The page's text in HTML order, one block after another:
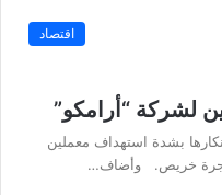
اقتصاد
لشركة “أرامكو”
بشدة استهداف معملين
خريص. وأضاف…